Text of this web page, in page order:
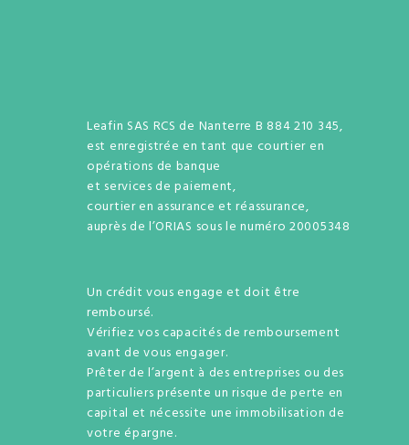
Leafin SAS RCS de Nanterre B 884 210 345,
est enregistrée en tant que courtier en
opérations de banque
et services de paiement,
courtier en assurance et réassurance,
auprès de l’ORIAS sous le numéro 20005348
Un crédit vous engage et doit être
remboursé.
Vérifiez vos capacités de remboursement
avant de vous engager.
Prêter de l’argent à des entreprises ou des
particuliers présente un risque de perte en
capital et nécessite une immobilisation de
votre épargne.